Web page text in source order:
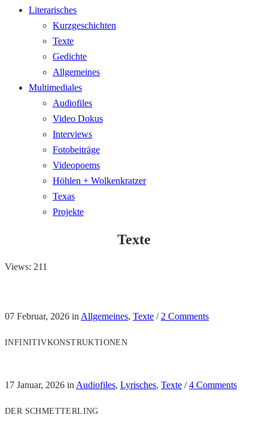
Literarisches
Kurzgeschichten
Texte
Gedichte
Allgemeines
Multimediales
Audiofiles
Video Dokus
Interviews
Fotobeiträge
Videopoems
Höhlen + Wolkenkratzer
Texas
Projekte
Texte
Views: 211
07 Februar, 2026 in Allgemeines, Texte / 2 Comments
INFINITIVKONSTRUKTIONEN
17 Januar, 2026 in Audiofiles, Lyrisches, Texte /4 Comments
DER SCHMETTERLING